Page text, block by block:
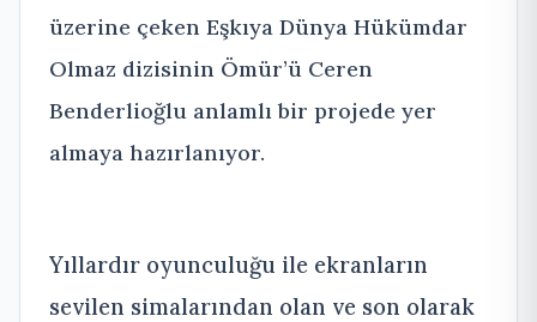
üzerine çeken Eşkıya Dünya Hükümdar
Olmaz dizisinin Ömür’ü Ceren
Benderlioğlu anlamlı bir projede yer
almaya hazırlanıyor.
Yıllardır oyunculuğu ile ekranların
sevilen simalarından olan ve son olarak